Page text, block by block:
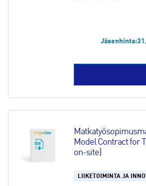
Jäsenhinta:
Model Contract for
on-site)
LIIKETOIMINTA JA